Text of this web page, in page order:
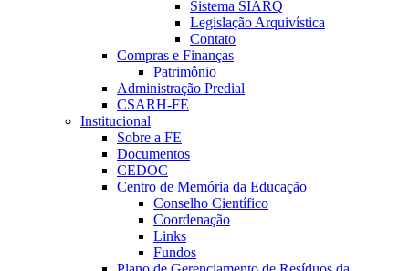
Sistema SIARQ
Legislação Arquivística
Contato
Compras e Finanças
Patrimônio
Administração Predial
CSARH-FE
Institucional
Sobre a FE
Documentos
CEDOC
Centro de Memória da Educação
Conselho Científico
Coordenação
Links
Fundos